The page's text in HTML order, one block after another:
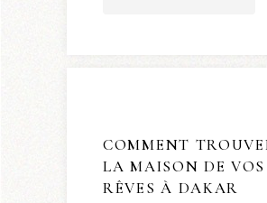
COMMENT
LA MAISON DE VOS
RÊVES À DAKAR